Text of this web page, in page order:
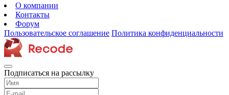
О компании
Контакты
Форум
Пользовательское соглашение Политика конфиденциальности
Подписаться на рассылку